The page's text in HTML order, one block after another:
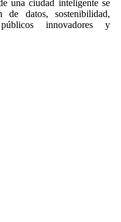
una ciudad inteligente se
de datos, sostenibilidad,
innovadores y